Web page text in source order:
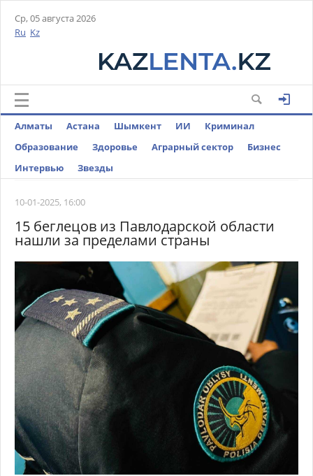
Ср, 05 августа 2026
Ru Kz
Алматы Астана Шымкент ИИ
Криминал
Образование
Здоровье Аграрный сектор
Бизнес
Интервью
Звезды
10-01-2025, 16:00
15 беглецов из Павлодарской области
нашли за пределами страны